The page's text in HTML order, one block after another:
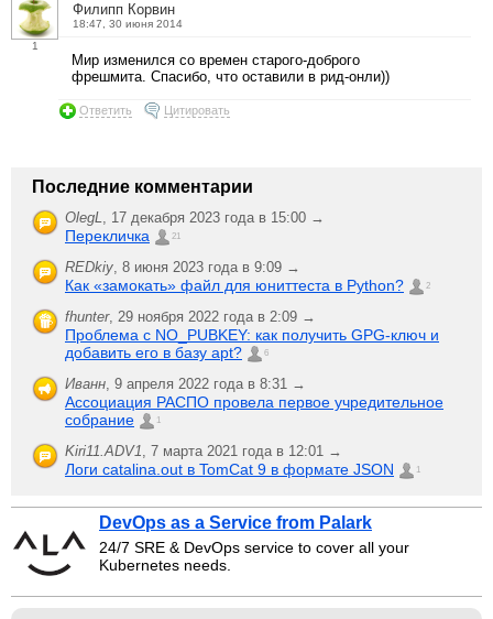
1
Филипп Корвин
18:47, 30 июня 2014
Мир изменился со времен старого-доброго
фрешмита. Спасибо, что оставили в рид-онли))
Ответить Цитировать
Последние комментарии
OlegL 17 декабря 2023 года в 15:00 →
Перекличка 21
REDkiy 8 июня 2023 года в 9:09 →
Как «замокать» файл для юниттеста в Python? 2
fhunter, 29 ноября 2022 года в 2:09 →
Проблема с NO_PUBKEY: как получить GPG-ключ и
добавить его в базу apt?
6
Иванн 9 апреля 2022 года в 8:31 →
Ассоциация РАСПО провела первое учредительное
собрание
1
Kiri11.ADV1 7 марта 2021 года в 12:01 →
Логи catalina.out в TomCat 9 в формате JSON 1
DevOps as a Service from Palark
24/7 SRE & DevOps service to cover all your
Kubernetes needs.